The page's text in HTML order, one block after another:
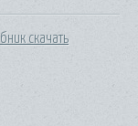
скачать